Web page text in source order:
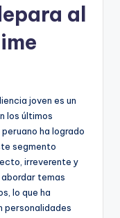
al
joven es un
los últimos
ha logrado
segmento
irreverente y
temas
lo que ha
personalidades